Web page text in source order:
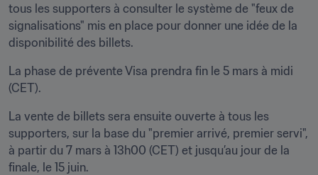
tous les supporters à consulter le système de "feux de
signalisations" mis en place pour donner une idée de la
disponibilité des billets.
La phase de prévente Visa prendra fin le 5 mars à midi
(CET).
La vente de billets sera ensuite ouverte à tous les
supporters, sur la base du "premier arrivé, premier servi",
à partir du 7 mars à 13h00 (CET) et jusqu’au jour de la
finale, le 15 juin.